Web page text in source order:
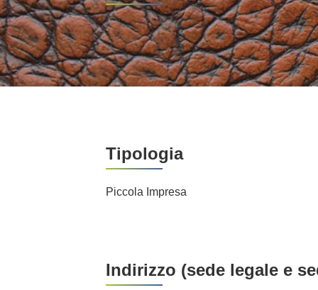
Tipologia
Piccola Impresa
Indirizzo (sede legale e